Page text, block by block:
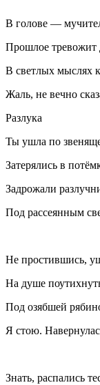
В голове —
Прошлое тревожит
В светлых мыслях
Жаль, не вечно
Разлука
Ты ушла по
Затерялись в
Задрожали
Под рассеянным
Не простившись,
На душе
Под озябшей
Я стою.
Знать, распались